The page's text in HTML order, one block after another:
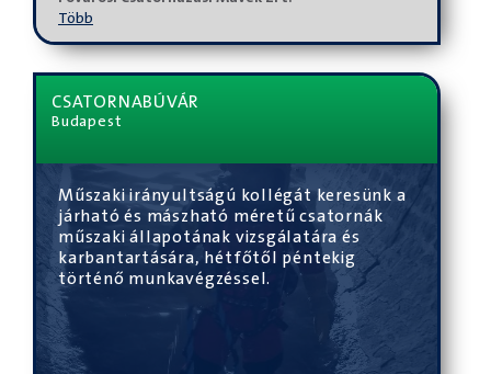
Több
CSATORNABÚVÁR
Budapest
Műszaki irányultságú kollégát keresünk a
járható és mászható méretű csatornák
műszaki állapotának vizsgálatára és
karbantartására, hétfőtől péntekig
történő munkavégzéssel.